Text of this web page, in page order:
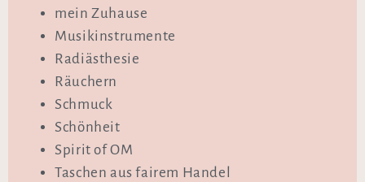
mein Zuhause
Musikinstrumente
Radiästhesie
Räuchern
Schmuck
Schönheit
Spirit of OM
Taschen aus fairem Handel